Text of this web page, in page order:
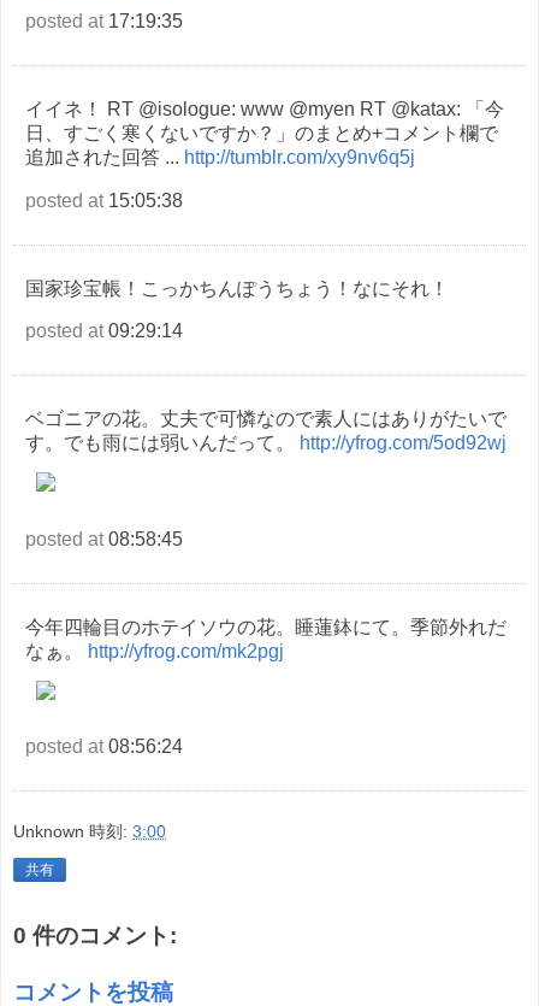
posted at17:19:35
イイネ！ RT @isologue: www @myen RT @katax: 「今
日、すごく寒くないですか？」のまとめ+コメント欄で
追加された回答 ... http://tumblr.com/xy9nv6q5j
posted at15:05:38
国家珍宝帳！こっかちんぽうちょう！なにそれ！
posted at09:29:14
ベゴニアの花。丈夫で可憐なので素人にはありがたいで
す。でも雨には弱いんだって。
http://yfrog.com/5od92wj
posted at08:58:45
今年四輪目のホテイソウの花。睡蓮鉢にて。季節外れだ
なぁ。
http://yfrog.com/mk2pgj
posted at08:56:24
Unknown 時刻: 3:00
共有
0 件のコメント:
コメントを投稿